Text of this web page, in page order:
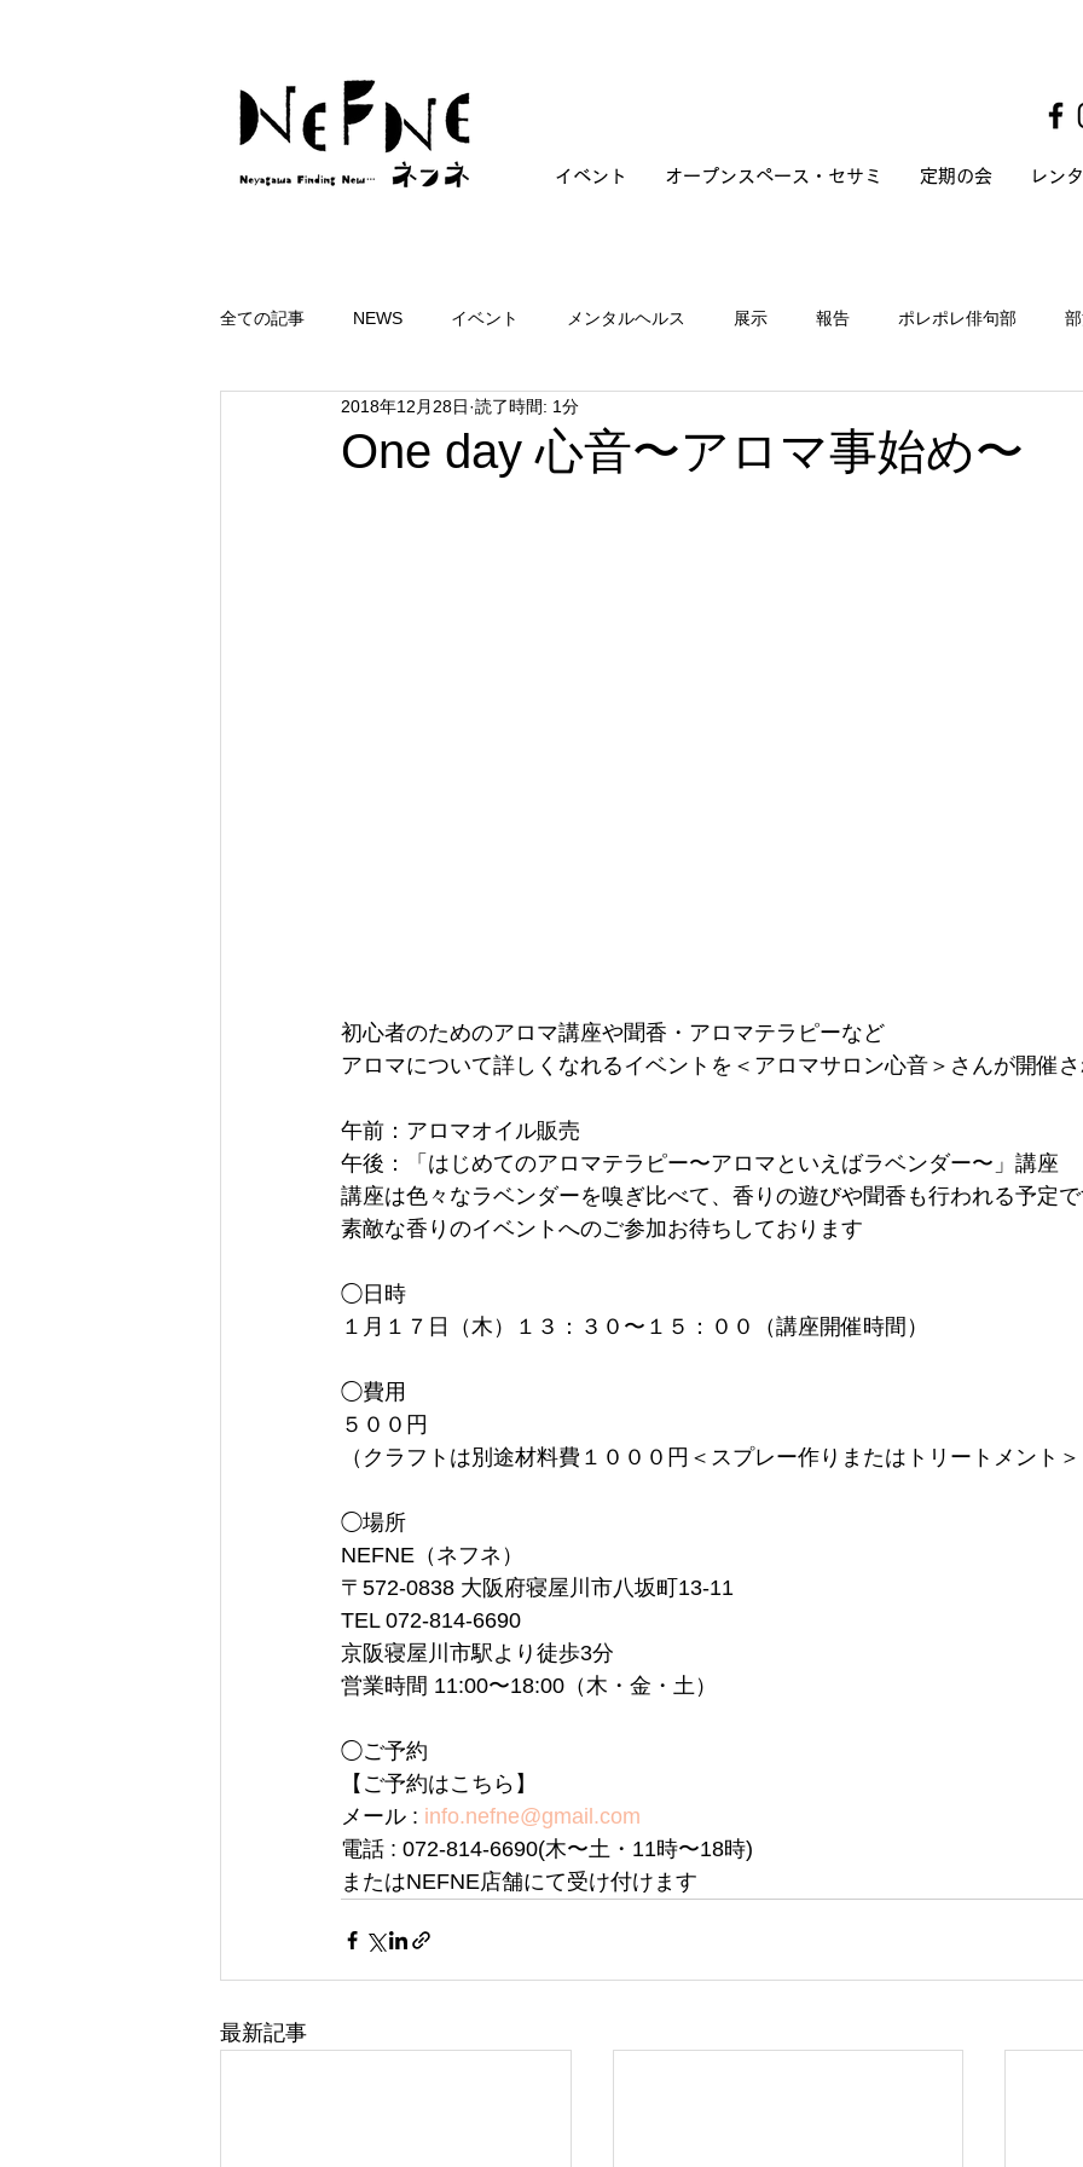
イベント オープンスペース・セサミ 定期の会 レン
全ての記事 NEWS イベント メンタルヘルス 展示 報告 ポレポレ俳句部
One day 心音〜アロマ事始め〜
2018年12月28日 読了時間: 1分
初心者のためのアロマ講座や聞香・アロマテラピーなど
アロマについて詳しくなれるイベントを＜アロマサロン心音＞さんが開催
午前：アロマオイル販売
午後：「はじめてのアロマテラピー〜アロマといえばラベンダー〜」講座
講座は色々なラベンダーを嗅ぎ比べて、香りの遊びや聞香も行われる予定
素敵な香りのイベントへのご参加お待ちしております
◯日時
１月１７日（木）１３：３０〜１５：００（講座開催時間）
◯費用
５００円
（クラフトは別途材料費１０００円＜スプレー作りまたはトリートメント
◯場所
NEFNE（ネフネ）
〒572-0838 大阪府寝屋川市八坂町13-11
TEL 072-814-6690
京阪寝屋川市駅より徒歩3分
営業時間 11:00〜18:00（木・金・土）
◯ご予約
【ご予約はこちら】
メール : info.nefne@gmail.com
電話 : 072-814-6690(木〜土・11時〜18時)
またはNEFNE店舗にて受け付けます
最新記事